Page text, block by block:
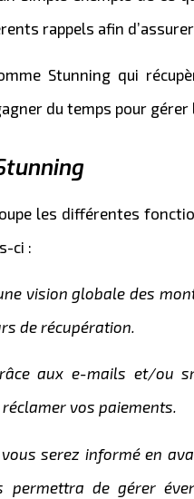
rappels afin d’assurer
Stunning qui
du temps pour
les différentes
ci :
vision globale des
de récupération.
aux e-mails et/ou
vos paiements.
vous serez informé en
permettra de gérer